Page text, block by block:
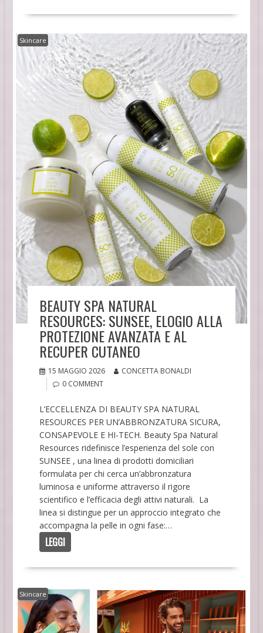
Skincare
BEAUTY SPA NATURAL
RESOURCES: SUNSEE, ELOGIO ALLA
PROTEZIONE AVANZATA E AL
RECUPER CUTANEO
15 MAGGIO 2026
CONCETTA BONALDI
0 COMMENT
L’ECCELLENZA DI BEAUTY SPA NATURAL
RESOURCES PER UN’ABBRONZATURA SICURA,
CONSAPEVOLE E HI-TECH. Beauty Spa Natural
Resources ridefinisce l’esperienza del sole con
SUNSEE , una linea di prodotti domiciliari
formulata per chi cerca un’abbronzatura
luminosa e uniforme attraverso il rigore
scientifico e l’efficacia degli attivi naturali. La
linea si distingue per un approccio integrato che
accompagna la pelle in ogni fase:…
LEGGI
Skincare